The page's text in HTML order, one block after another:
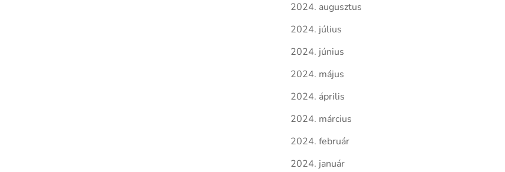
2024. augusztus
2024. július
2024. június
2024. május
2024. április
2024. március
2024. február
2024. január